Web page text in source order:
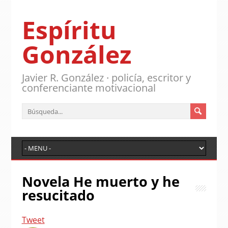
Espíritu
González
Javier R. González · policía, escritor y
conferenciante motivacional
Novela He muerto y he
resucitado
Tweet